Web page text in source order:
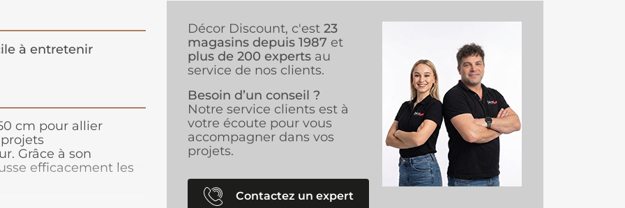
à entretenir
cm pour allier
Grâce à son
efficacement les
de nappes
Décor Discount, c'est 23
magasins depuis 1987 et
plus de 200 experts au
service de nos clients.
Besoin d’un conseil ?
Notre service clients est à
votre écoute pour vous
accompagner dans vos
projets.
Contactez un expert